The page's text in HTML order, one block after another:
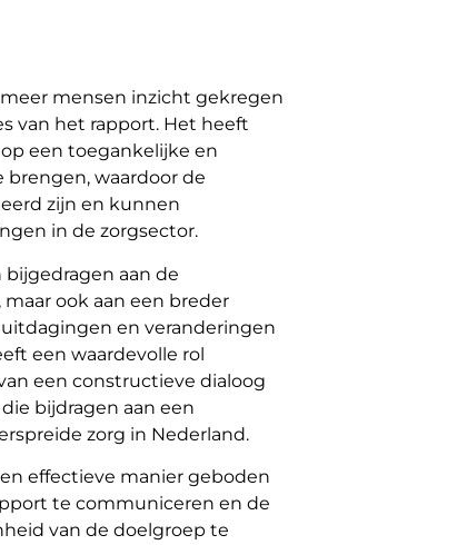
mensen inzicht gekregen
van het rapport. Het heeft
een toegankelijke en
waardoor de
zijn en kunnen
in de zorgsector.
aan de
ook aan een breder
en veranderingen
een waardevolle rol
een constructieve dialoog
bijdragen aan een
zorg in Nederland.
effectieve manier geboden
te communiceren en de
van de doelgroep te